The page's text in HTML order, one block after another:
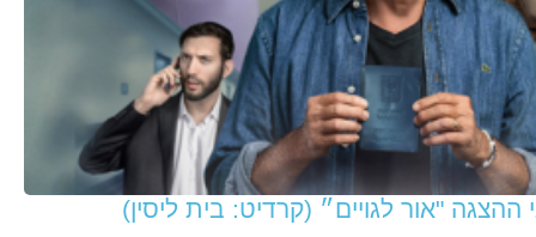
ההצגה "אור לגויים״ (קרדיט: בית ליסין)